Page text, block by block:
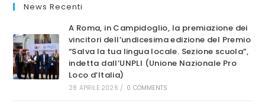
ELETTO
PRESIDENTE
News Recenti
A Roma, in Campidoglio, la premiazione dei
vincitori dell’undicesima edizione del Premio
“Salva la tua lingua locale. Sezione scuola”,
indetta dall’UNPLI (Unione Nazionale Pro
Loco d’Italia)
28 APRILE 2026 / 0 COMMENTS